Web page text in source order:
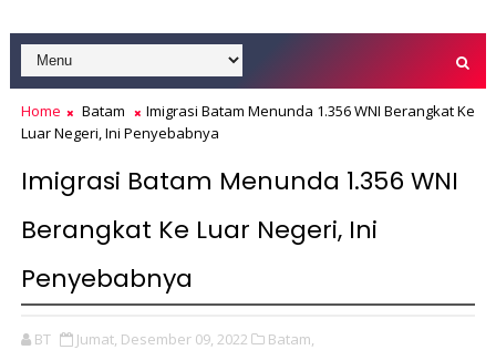
Home Batam
Imigrasi Batam Menunda 1.356 WNI Berangkat Ke
Luar Negeri, Ini Penyebabnya
Imigrasi Batam Menunda 1.356 WNI
Berangkat Ke Luar Negeri, Ini
Penyebabnya
BT Jumat, Desember 09, 2022 Batam,